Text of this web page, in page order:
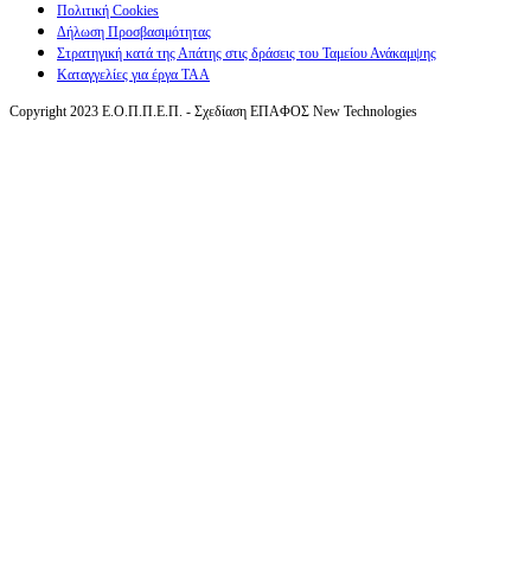
Πολιτική Cookies
Δήλωση Προσβασιμότητας
Στρατηγική κατά της Απάτης στις δράσεις του Ταμείου Ανάκαμψης
Καταγγελίες για έργα ΤΑΑ
Copyright 2023 Ε.Ο.Π.Π.Ε.Π. - Σχεδίαση ΕΠΑΦΟΣ New Technologies